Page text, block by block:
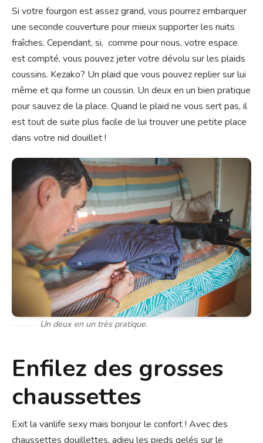
Si votre fourgon est assez grand, vous pourrez embarquer
une seconde couverture pour mieux supporter les nuits
fraîches. Cependant, si, comme pour nous, votre espace
est compté, vous pouvez jeter votre dévolu sur les plaids
coussins. Kezako? Un plaid que vous pouvez replier sur lui
même et qui forme un coussin. Un deux en un bien pratique
pour sauvez de la place. Quand le plaid ne vous sert pas, il
est tout de suite plus facile de lui trouver une petite place
dans votre nid douillet !
Un deux en un très pratique.
Enfilez des grosses
chaussettes
Exit la vanlife sexy mais bonjour le confort ! Avec des
chaussettes douillettes, adieu les pieds gelés sur le